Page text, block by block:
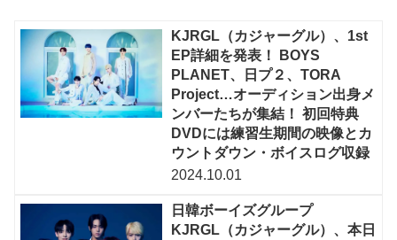
KJRGL（カジャーグル）、1st
EP詳細を発表！ BOYS
PLANET、日プ２、TORA
Project…オーディション出身メ
ンバーたちが集結！ 初回特典
DVDには練習生期間の映像とカ
ウントダウン・ボイスログ収録
2024.10.01
日韓ボーイズグループ
KJRGL（カジャーグル）、本日